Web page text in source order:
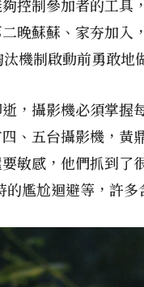
控制參加者的工
晚蘇蘇、家夯加
機制啟動前勇敢地
，攝影機必須掌握
、五台攝影機，
敏感，他們抓到
尷尬迴避等，許